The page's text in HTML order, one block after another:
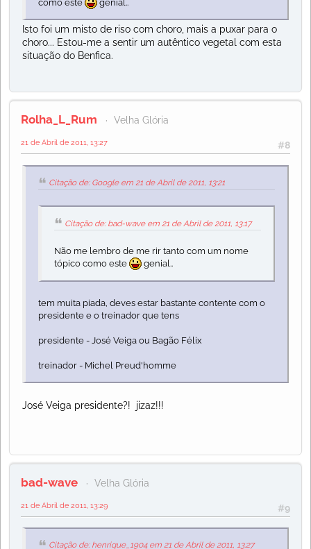
como este genial..
Isto foi um misto de riso com choro, mais a puxar para o
choro... Estou-me a sentir um autêntico vegetal com esta
situação do Benfica.
Rolha_L_Rum Velha Glória
#8
21 de Abril de 2011, 13:27
Citação de: Google em 21 de Abril de 2011, 13:21
Citação de: bad-wave em 21 de Abril de 2011, 13:17
Não me lembro de me rir tanto com um nome
tópico como este
genial..
tem muita piada, deves estar bastante contente com o
presidente e o treinador que tens
presidente - José Veiga ou Bagão Félix
treinador - Michel Preud'homme
José Veiga presidente?! jizaz!!!
bad-wave Velha Glória
#9
21 de Abril de 2011, 13:29
Citação de: henrique_1904 em 21 de Abril de 2011, 13:27